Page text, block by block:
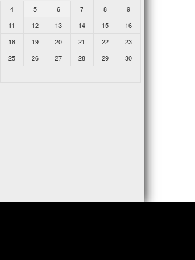
4 5 6 7 8
9
11 12 13 14 15
16
18 19 20 21 22
23
25 26 27 28 29
30